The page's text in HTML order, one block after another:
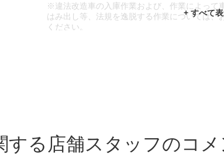
※違法改造車の入庫作業および、作業によって
はみ出し等、法規を逸脱する作業については、
ください。
する店舗スタッフのコメ